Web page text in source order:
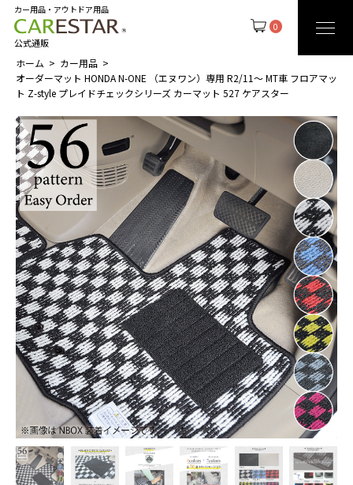
0
カー用品・アウトドア用品
公式通販
ホーム
カー用品
オーダーマット HONDA N-ONE （エヌワン）専用 R2/11～ MT車 フロアマッ
ト Z-style プレイドチェックシリーズ カーマット 527 ケアスター